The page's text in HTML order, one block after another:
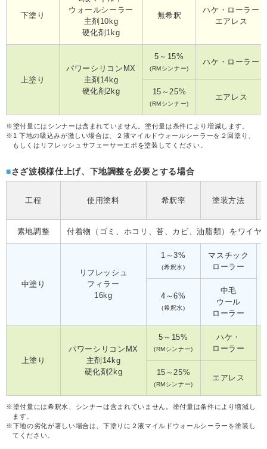
下塗り
ウォールシーラー
主剤10kg
硬化剤1kg
無希釈
ハケ・ローラー
エアレス
上塗り
パワーシリコンMX
主剤14kg
硬化剤2kg
5～15%
(RMシンナー)
ハケ・ローラー
15～25%
(RMシンナー)
エアレス
※塗付量にはシンナーは含まれていません。塗付量は条件により増減します。
※1 下地の吸込みが激しい場合は、２液マイルドウォールシーラーを２回塗り、
もしくはリフレッシュサフェーサーエポを塗装してください。
さざ波模様仕上げ、下地調整を必要とする場合
工程 使用塗料 希釈率 塗装方法
素地調整 付着物（ゴミ、ホコリ、苔、カビ、油脂類）をワイ
中塗り
リフレッシュ
フィラー
16kg
1～3%
(希釈水)
マスチック
ローラー
4～6%
(希釈水)
中毛
ウール
ローラー
上塗り
パワーシリコンMX
主剤14kg
硬化剤2kg
5～15%
(RMシンナー)
ハケ・
ローラー
15～25%
(RMシンナー)
エアレス
※塗付量には希釈水、シンナーは含まれていません。塗付量は条件により増減し
ます。
※下地の劣化が著しい場合は、下塗りに２液マイルドウォールシーラーを塗装し
てください。